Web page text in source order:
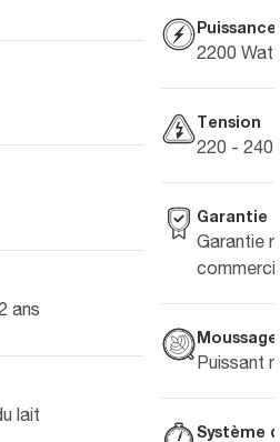
ans
lait
Puissance
2200
Tension
220 - 240
Garantie
Garantie
Puissant
Système